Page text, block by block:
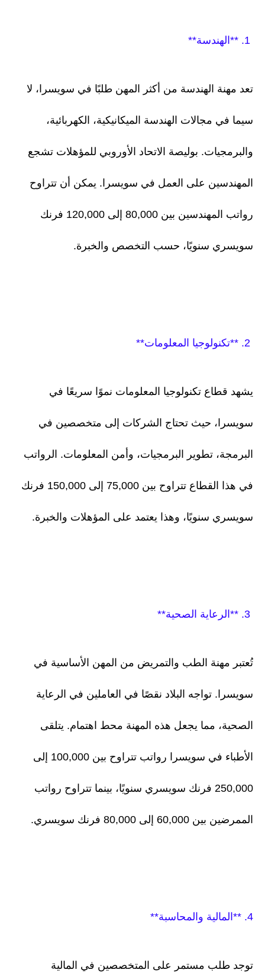
تعد مهنة الهندسة من أكثر المهن طلبًا في سويسرا، لا
سيما في مجالات الهندسة الميكانيكية، الكهربائية،
والبرمجيات. بوليصة الاتحاد الأوروبي للمؤهلات تشجع
المهندسين على العمل في سويسرا. يمكن أن تتراوح
رواتب المهندسين بين 80,000 إلى 120,000 فرنك
سويسري سنويًا، حسب التخصص والخبرة.
يشهد قطاع تكنولوجيا المعلومات نموًا سريعًا في
سويسرا، حيث تحتاج الشركات إلى متخصصين في
البرمجة، تطوير البرمجيات، وأمن المعلومات. الرواتب
في هذا القطاع تتراوح بين 75,000 إلى 150,000 فرنك
سويسري سنويًا، وهذا يعتمد على المؤهلات والخبرة.
تُعتبر مهنة الطب والتمريض من المهن الأساسية في
سويسرا. تواجه البلاد نقصًا في العاملين في الرعاية
الصحية، مما يجعل هذه المهنة محط اهتمام. يتلقى
الأطباء في سويسرا رواتب تتراوح بين 100,000 إلى
250,000 فرنك سويسري سنويًا، بينما تتراوح رواتب
الممرضين بين 60,000 إلى 80,000 فرنك سويسري.
4. **المالية والمحاسبة**
توجد طلب مستمر على المتخصصين في المالية